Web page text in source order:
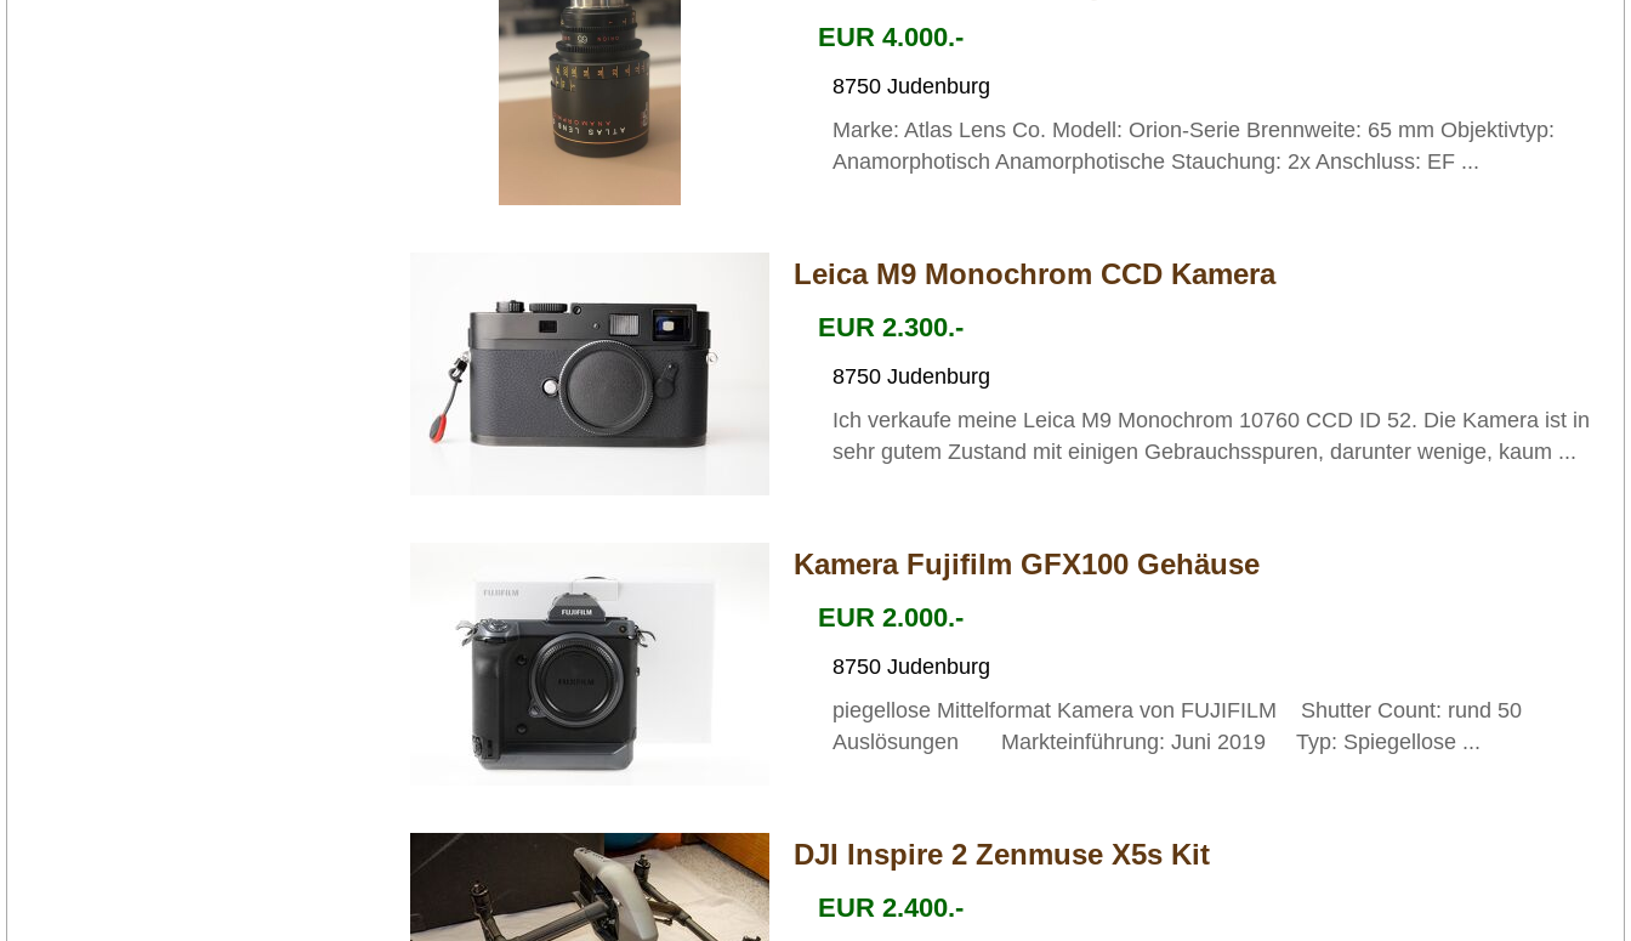
EUR 4.000.-
8750 Judenburg
Marke: Atlas Lens Co. Modell: Orion-Serie Brennweite: 65 mm Objektivtyp:
Anamorphotisch Anamorphotische Stauchung: 2x Anschluss: EF ...
Leica M9 Monochrom CCD Kamera
EUR 2.300.-
8750 Judenburg
Ich verkaufe meine Leica M9 Monochrom 10760 CCD ID 52. Die Kamera ist in
sehr gutem Zustand mit einigen Gebrauchsspuren, darunter wenige, kaum ...
Kamera Fujifilm GFX100 Gehäuse
EUR 2.000.-
8750 Judenburg
piegellose Mittelformat Kamera von FUJIFILM Shutter Count: rund 50
Auslösungen Markteinführung: Juni 2019 Typ: Spiegellose ...
DJI Inspire 2 Zenmuse X5s Kit
EUR 2.400.-